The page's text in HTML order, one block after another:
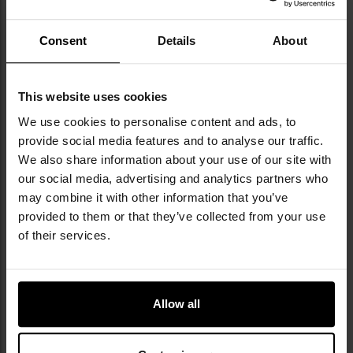
Consent Details About
This website uses cookies
We use cookies to personalise content and ads, to
provide social media features and to analyse our traffic.
We also share information about your use of our site with
our social media, advertising and analytics partners who
may combine it with other information that you’ve
provided to them or that they’ve collected from your use
of their services.
Allow all
Spodnie Helikon-Tex MCDU
Polycotton Stretch Rip-Stop -
Desert Night Camo / Olive
GreenNatychmiast
408,37 zł
499,99 zł
DO KOSZYKA
Bluza Helikon-Tex Raid
Polycotton Stretch Rip-Stop -
Desert Night Camo
Wysyłka: Natychmiast
146,11 zł
229,99 zł
do
schowka